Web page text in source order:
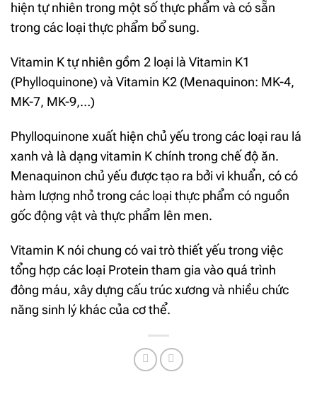
hiện tự nhiên trong một số thực phẩm và có sẵn
trong các loại thực phẩm bổ sung.
Vitamin K tự nhiên gồm 2 loại là Vitamin K1
(Phylloquinone) và Vitamin K2 (Menaquinon: MK-4,
MK-7, MK-9,…)
Phylloquinone xuất hiện chủ yếu trong các loại rau lá
xanh và là dạng vitamin K chính trong chế độ ăn.
Menaquinon chủ yếu được tạo ra bởi vi khuẩn, có có
hàm lượng nhỏ trong các loại thực phẩm có nguồn
gốc động vật và thực phẩm lên men.
Vitamin K nói chung có vai trò thiết yếu trong việc
tổng hợp các loại Protein tham gia vào quá trình
đông máu, xây dựng cấu trúc xương và nhiều chức
năng sinh lý khác của cơ thể.